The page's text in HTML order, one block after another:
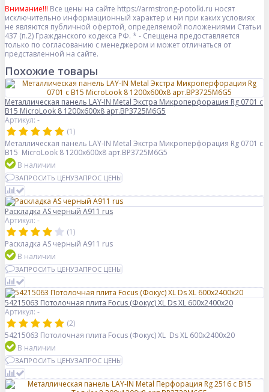
Внимание!!! Все цены на сайте https://armstrong-potolki.ru носят
исключительно информационный характер и ни при каких условиях
не являются публичной офертой, определяемой положениями Статьи
437 (п.2) Гражданского кодекса РФ. * - Спеццена предоставляется
только по согласованию с менеджером и может отличаться от
представленной на сайте.
Похожие товары
Металлическая панель LAY-IN Metal Экстра Микроперфорация Rg 0701 с
В15 MicroLook 8 1200x600x8 арт.BP3725M6G5
Артикул: -
(1)
Металлическая панель LAY-IN Metal Экстра Микроперфорация Rg 0701 с
В15 MicroLook 8 1200x600x8 арт.BP3725M6G5
В наличии
ЗАПРОСИТЬ ЦЕНУЗАПРОС ЦЕНЫ
Раскладка AS черный А911 rus
Артикул: -
(1)
Раскладка AS черный А911 rus
В наличии
ЗАПРОСИТЬ ЦЕНУЗАПРОС ЦЕНЫ
54215063 Потолочная плита Focus (Фокус) XL Ds XL 600x2400x20
Артикул: -
(2)
54215063 Потолочная плита Focus (Фокус) XL Ds XL 600x2400x20
В наличии
ЗАПРОСИТЬ ЦЕНУЗАПРОС ЦЕНЫ